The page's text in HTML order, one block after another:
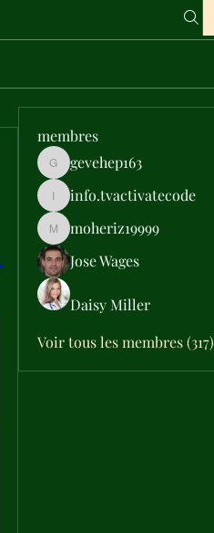
membres
gevehep163
gevehep163
info.tvactivatecode
info.tvactivatecode
moheriz19999
moheriz19999
Jose Wages
Daisy Miller
Voir tous les membres (317)